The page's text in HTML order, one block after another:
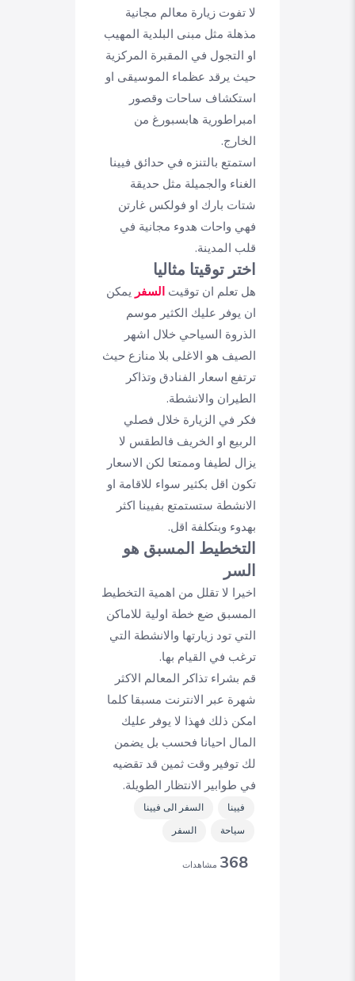
لا تفوت زيارة معالم مجانية
مذهلة مثل مبنى البلدية المهيب
او التجول في المقبرة المركزية
حيث يرقد عظماء الموسيقى او
استكشاف ساحات وقصور
امبراطورية هابسبورغ من
الخارج.
استمتع بالتنزه في حدائق فيينا
الغناء والجميلة مثل حديقة
شتات بارك او فولكس غارتن
فهي واحات هدوء مجانية في
قلب المدينة.
اختر توقيتا مثاليا
هل تعلم ان توقيت السفر يمكن
ان يوفر عليك الكثير موسم
الذروة السياحي خلال اشهر
الصيف هو الاغلى بلا منازع حيث
ترتفع اسعار الفنادق وتذاكر
الطيران والانشطة.
فكر في الزيارة خلال فصلي
الربيع او الخريف فالطقس لا
يزال لطيفا وممتعا لكن الاسعار
تكون اقل بكثير سواء للاقامة او
الانشطة ستستمتع بفيينا اكثر
بهدوء وبتكلفة اقل.
التخطيط المسبق هو
السر
اخيرا لا تقلل من اهمية التخطيط
المسبق ضع خطة اولية للاماكن
التي تود زيارتها والانشطة التي
ترغب في القيام بها.
قم بشراء تذاكر المعالم الاكثر
شهرة عبر الانترنت مسبقا كلما
امكن ذلك فهذا لا يوفر عليك
المال احيانا فحسب بل يضمن
لك توفير وقت ثمين قد تقضيه
في طوابير الانتظار الطويلة.
فيينا
السفر الى فيينا
سياحة
السفر
368 مشاهدات